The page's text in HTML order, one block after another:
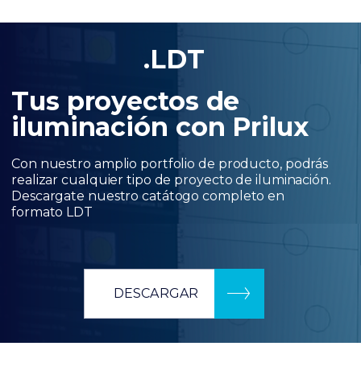
.LDT
Tus proyectos de
iluminación con Prilux
Con nuestro amplio portfolio de producto, podrás
realizar cualquier tipo de proyecto de iluminación.
Descargate nuestro catátogo completo en
formato LDT
DESCARGAR